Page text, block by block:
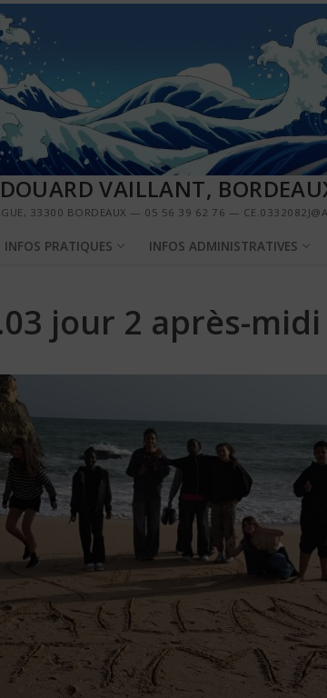
VAILLANT,
33300 BORDEAUX — 05 56 39 62 76 —
INFOS PRATIQUES INFOS ADMINISTRATIVES
jour 2 après-midi